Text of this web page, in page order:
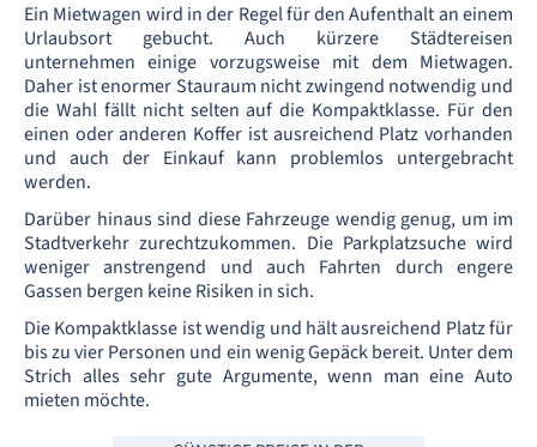
Ein Mietwagen wird in der Regel für den Aufenthalt an einem
Urlaubsort gebucht. Auch kürzere Städtereisen
unternehmen einige vorzugsweise mit dem Mietwagen.
Daher ist enormer Stauraum nicht zwingend notwendig und
die Wahl fällt nicht selten auf die Kompaktklasse. Für den
einen oder anderen Koffer ist ausreichend Platz vorhanden
und auch der Einkauf kann problemlos untergebracht
werden.
Darüber hinaus sind diese Fahrzeuge wendig genug, um im
Stadtverkehr zurechtzukommen. Die Parkplatzsuche wird
weniger anstrengend und auch Fahrten durch engere
Gassen bergen keine Risiken in sich.
Die Kompaktklasse ist wendig und hält ausreichend Platz für
bis zu vier Personen und ein wenig Gepäck bereit. Unter dem
Strich alles sehr gute Argumente, wenn man eine Auto
mieten möchte.